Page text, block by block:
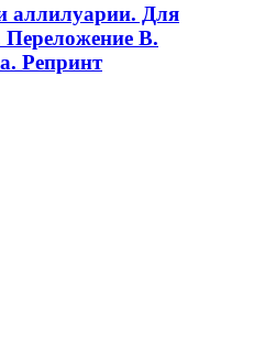
аллилуарии. Для
Переложение В.
Репринт